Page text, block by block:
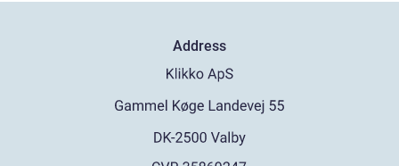
Address